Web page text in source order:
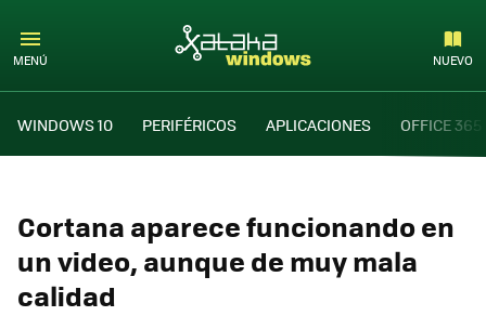
MENÚ NUEVO
WINDOWS 10 PERIFÉRICOS APLICACIONES OFFICE 365
Cortana aparece funcionando en
un video, aunque de muy mala
calidad